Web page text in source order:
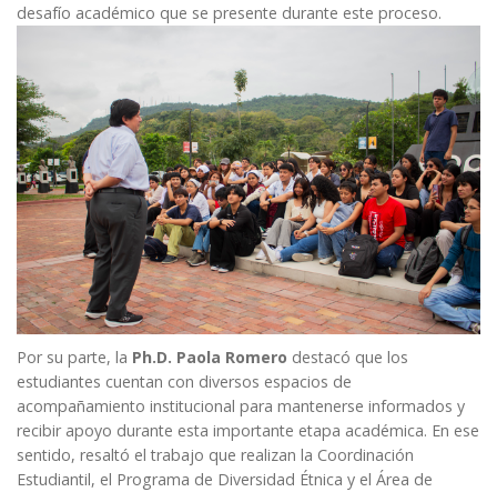
desafío académico que se presente durante este proceso.
Por su parte, la Ph.D. Paola Romero destacó que los
estudiantes cuentan con diversos espacios de
acompañamiento institucional para mantenerse informados y
recibir apoyo durante esta importante etapa académica. En ese
sentido, resaltó el trabajo que realizan la Coordinación
Estudiantil, el Programa de Diversidad Étnica y el Área de